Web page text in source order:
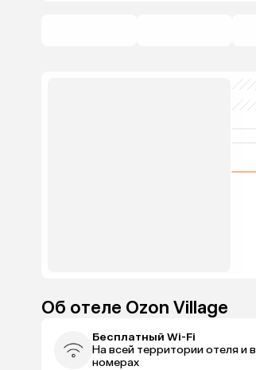
Об отеле Ozon Village
Бесплатный Wi-Fi
На всей территории отеля и в
номерах